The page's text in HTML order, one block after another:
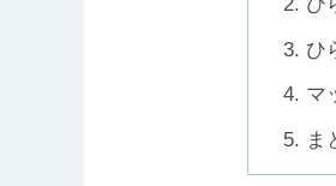
ひ
マ
ま